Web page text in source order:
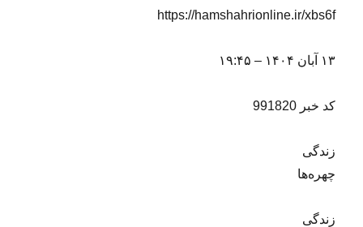
https://hamshahrionline.ir/xbs6f
۱۳ آبان ۱۴۰۴ – ۱۹:۴۵
کد خبر 991820
زندگی
چهره‌ها
زندگی